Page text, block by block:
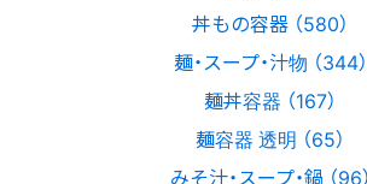
丼もの容器 （580）
麺・スープ・汁物 （344）
麺丼容器 （167）
麺容器 透明 （65）
みそ汁・スープ・鍋 （96）